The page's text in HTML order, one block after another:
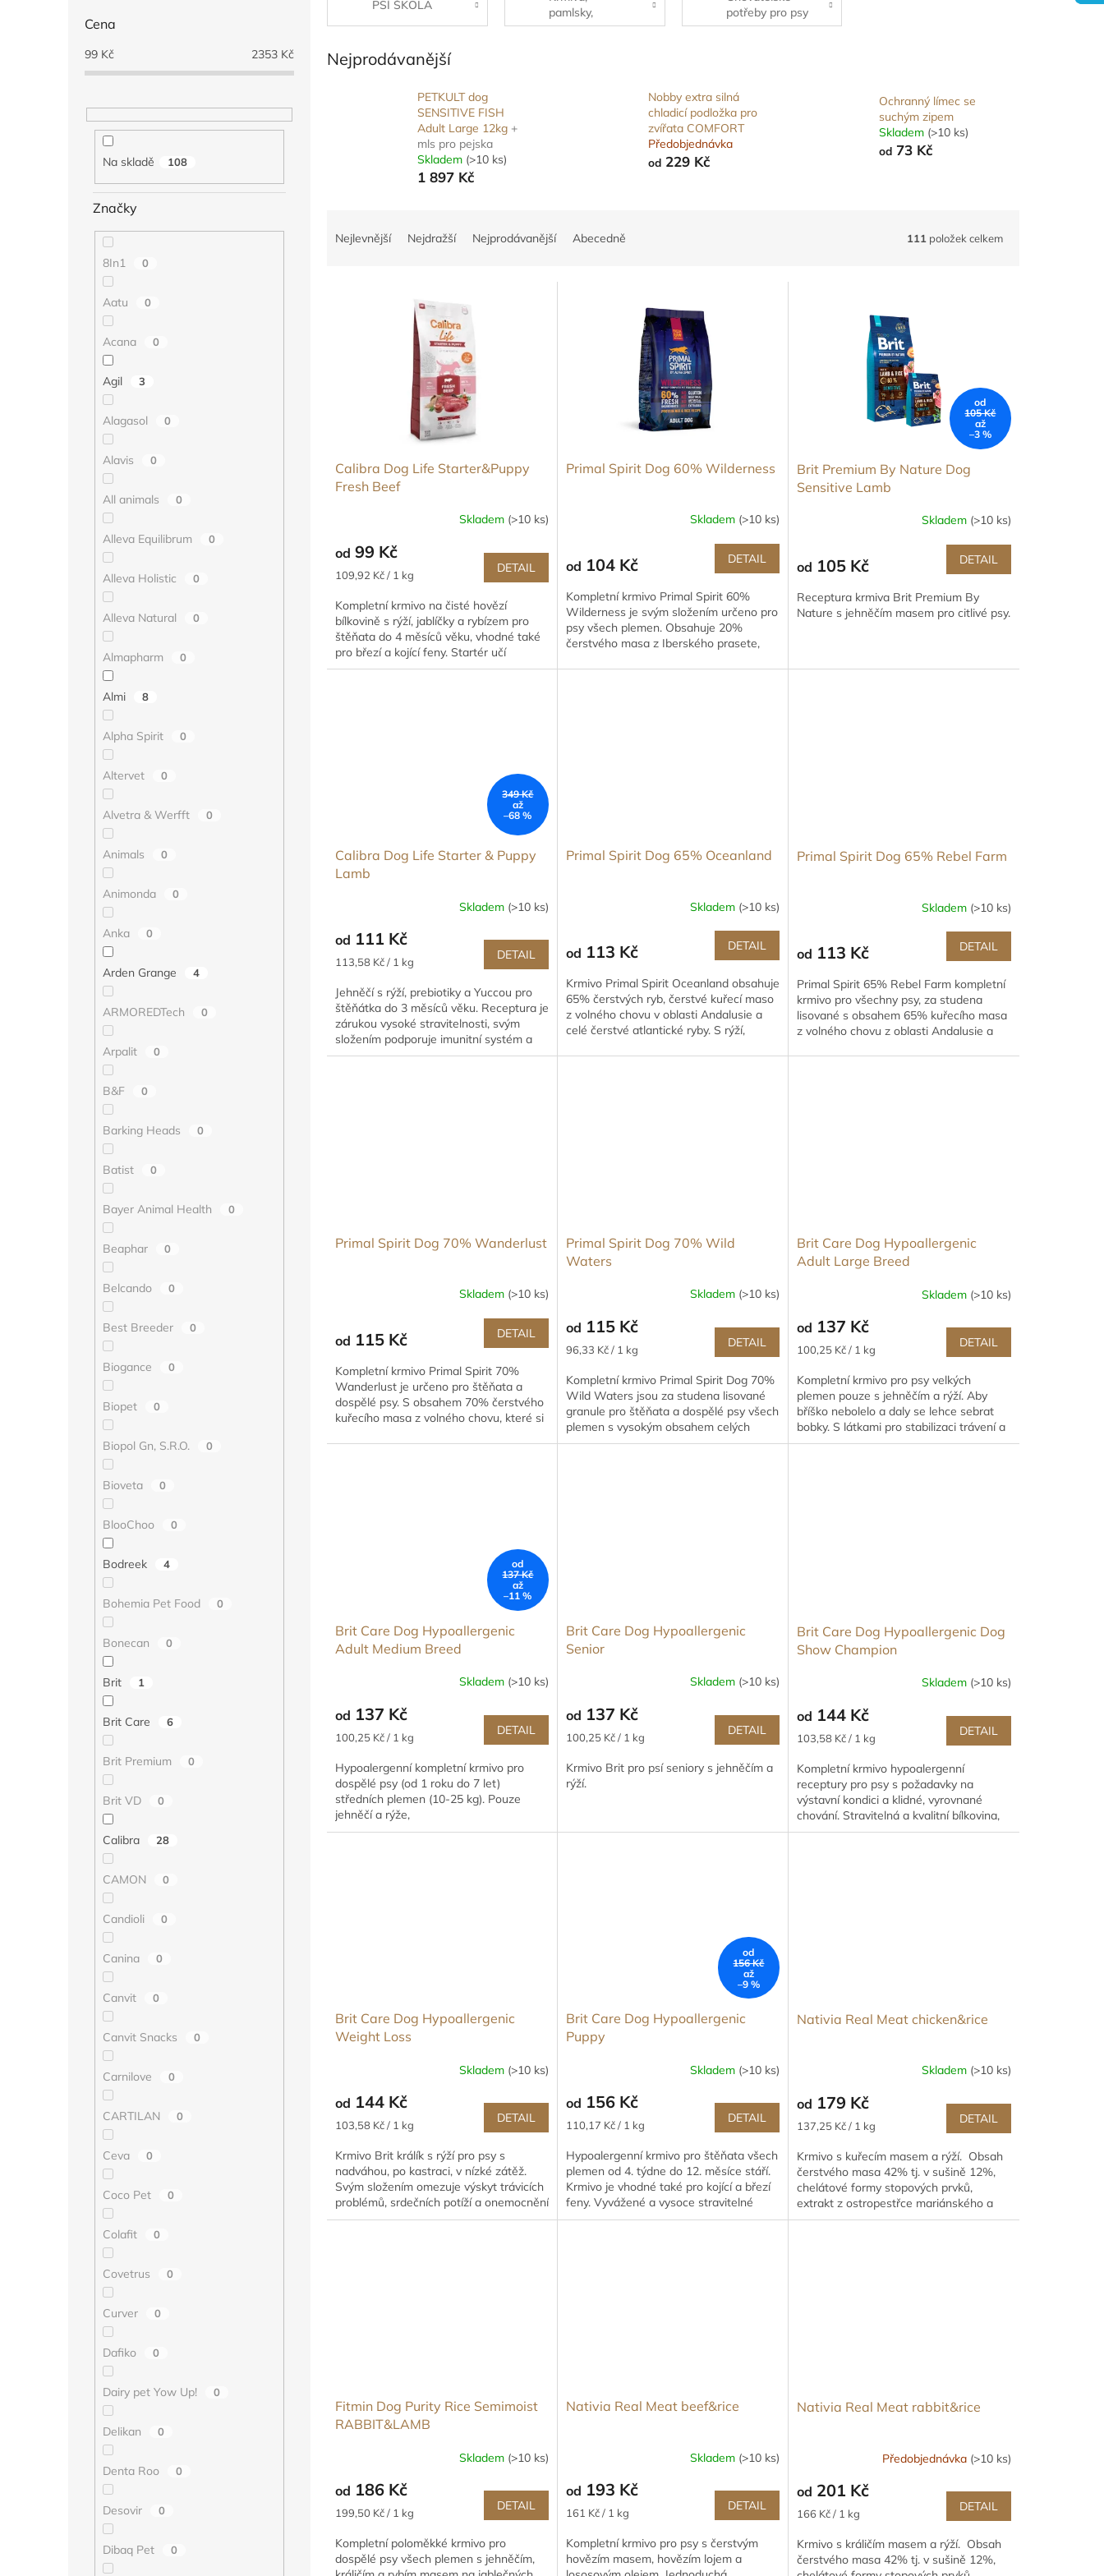
Cena
99 Kč 2353 Kč
Na skladě 108
Značky
8In1 0
Aatu 0
Acana 0
Agil 3
Alagasol 0
Alavis 0
All animals 0
Alleva Equilibrum 0
Alleva Holistic 0
Alleva Natural 0
Almapharm 0
Almi 8
Alpha Spirit 0
Altervet 0
Alvetra & Werfft 0
Animals 0
Animonda 0
Anka 0
Arden Grange 4
ARMOREDTech 0
Arpalit 0
B&F 0
Barking Heads 0
Batist 0
Bayer Animal Health 0
Beaphar 0
Belcando 0
Best Breeder 0
Biogance 0
Biopet 0
Biopol Gn, S.R.O. 0
Bioveta 0
BlooChoo 0
Bodreek 4
Bohemia Pet Food 0
Bonecan 0
Brit 1
Brit Care 6
Brit Premium 0
Brit VD 0
Calibra 28
CAMON 0
Candioli 0
Canina 0
Canvit 0
Canvit Snacks 0
Carnilove 0
CARTILAN 0
Ceva 0
Coco Pet 0
Colafit 0
Covetrus 0
Curver 0
Dafiko 0
Dairy pet Yow Up! 0
Delikan 0
Denta Roo 0
Desovir 0
Dibaq Pet 0
PSÍ ŠKOLA
pamlsky,
vitamíny, maso
potřeby pro psy
Nejprodávanější
PETKULT dog
SENSITIVE FISH
Adult Large 12kg +
mls pro pejska
Skladem (>10 ks)
1 897 Kč
Nobby extra silná
chladicí podložka pro
zvířata COMFORT
Předobjednávka
od229 Kč
Ochranný límec se
suchým zipem
Skladem (>10 ks)
od73 Kč
Nejlevnější Nejdražší Nejprodávanější Abecedně 111 položek celkem
Calibra Dog Life Starter&Puppy
Fresh Beef
Skladem (>10 ks)
od 99 Kč
Měrná
109,92 Kč / 1 kg DETAIL
Kompletní krmivo na čisté hovězí
bílkovině s rýží, jablíčky a rybízem pro
štěňata do 4 měsíců věku, vhodné také
pro březí a kojící feny. Startér učí
štěňátka přijímat pevnou...
Primal Spirit Dog 60% Wilderness
Skladem (>10 ks)
od 104 Kč DETAIL
Kompletní krmivo Primal Spirit 60%
Wilderness je svým složením určeno pro
psy všech plemen. Obsahuje 20%
čerstvého masa z Iberského prasete,
od
105 Kč
až
–3 %
Brit Premium By Nature Dog
Sensitive Lamb
Skladem (>10 ks)
od 105 Kč DETAIL
Receptura krmiva Brit Premium By
Nature s jehněčím masem pro citlivé psy.
349 Kč
až
–68 %
Calibra Dog Life Starter & Puppy
Lamb
Skladem (>10 ks)
od 111 Kč
Měrná
113,58 Kč / 1 kg DETAIL
Jehněčí s rýží, prebiotiky a Yuccou pro
štěňátka do 3 měsíců věku. Receptura je
zárukou vysoké stravitelnosti, svým
složením podporuje imunitní systém a
bezproblémové trávení....
Primal Spirit Dog 65% Oceanland
Skladem (>10 ks)
od 113 Kč DETAIL
Krmivo Primal Spirit Oceanland obsahuje
65% čerstvých ryb, čerstvé kuřecí maso
z volného chovu v oblasti Andalusie a
celé čerstvé atlantické ryby. S rýží,
Primal Spirit Dog 65% Rebel Farm
Skladem (>10 ks)
od 113 Kč DETAIL
Primal Spirit 65% Rebel Farm kompletní
krmivo pro všechny psy, za studena
lisované s obsahem 65% kuřecího masa
z volného chovu z oblasti Andalusie a
Primal Spirit Dog 70% Wanderlust
Skladem (>10 ks)
od 115 Kč DETAIL
Kompletní krmivo Primal Spirit 70%
Wanderlust je určeno pro štěňata a
dospělé psy. S obsahem 70% čerstvého
kuřecího masa z volného chovu, které si
Primal Spirit Dog 70% Wild
Waters
Skladem (>10 ks)
od 115 Kč
Měrná
96,33 Kč / 1 kg DETAIL
Kompletní krmivo Primal Spirit Dog 70%
Wild Waters jsou za studena lisované
granule pro štěňata a dospělé psy všech
plemen s vysokým obsahem celých
čerstvých ryb z Atlantiku a...
Brit Care Dog Hypoallergenic
Adult Large Breed
Skladem (>10 ks)
od 137 Kč
Měrná
100,25 Kč / 1 kg DETAIL
Kompletní krmivo pro psy velkých
plemen pouze s jehněčím a rýží. Aby
bříško nebolelo a daly se lehce sebrat
bobky. S látkami pro stabilizaci trávení a
pro podporu dobrého stavu...
od
137 Kč
až
–11 %
Brit Care Dog Hypoallergenic
Adult Medium Breed
Skladem (>10 ks)
od 137 Kč
Měrná
100,25 Kč / 1 kg DETAIL
Hypoalergenní kompletní krmivo pro
dospělé psy (od 1 roku do 7 let)
středních plemen (10-25 kg). Pouze
jehněčí a rýže,
Brit Care Dog Hypoallergenic
Senior
Skladem (>10 ks)
od 137 Kč
Měrná
100,25 Kč / 1 kg DETAIL
Krmivo Brit pro psí seniory s jehněčím a
rýží.
Brit Care Dog Hypoallergenic Dog
Show Champion
Skladem (>10 ks)
od 144 Kč
Měrná
103,58 Kč / 1 kg DETAIL
Kompletní krmivo hypoalergenní
receptury pro psy s požadavky na
výstavní kondici a klidné, vyrovnané
chování. Stravitelná a kvalitní bílkovina,
nenasycené mastné tuky pro...
Brit Care Dog Hypoallergenic
Weight Loss
Skladem (>10 ks)
od 144 Kč
Měrná
103,58 Kč / 1 kg DETAIL
Krmivo Brit králík s rýží pro psy s
nadváhou, po kastraci, v nízké zátěž.
Svým složením omezuje výskyt trávicích
problémů, srdečních potíží a onemocnění
kloubů.
od
156 Kč
až
–9 %
Brit Care Dog Hypoallergenic
Puppy
produktu
je
5,0
z
hvězdiček.
Skladem (>10 ks)
od 156 Kč
Měrná
110,17 Kč / 1 kg DETAIL
Hypoalergenní krmivo pro štěňata všech
plemen od 4. týdne do 12. měsíce stáří.
Krmivo je vhodné také pro kojící a březí
feny. Vyvážené a vysoce stravitelné
krmivo, které...
Nativia Real Meat chicken&rice
Skladem (>10 ks)
od 179 Kč
Měrná
137,25 Kč / 1 kg DETAIL
Krmivo s kuřecím masem a rýží. Obsah
čerstvého masa 42% tj. v sušině 12%,
chelátové formy stopových prvků,
extrakt z ostropestřce mariánského a
rozmarýnový extrakt. Šetrně a s...
Fitmin Dog Purity Rice Semimoist
RABBIT&LAMB
Skladem (>10 ks)
od 186 Kč
Měrná
199,50 Kč / 1 kg DETAIL
Kompletní poloměkké krmivo pro
dospělé psy všech plemen s jehněčím,
Nativia Real Meat beef&rice
Skladem (>10 ks)
od 193 Kč
Měrná
161 Kč / 1 kg DETAIL
Kompletní krmivo pro psy s čerstvým
hovězím masem, hovězím lojem a
Nativia Real Meat rabbit&rice
Předobjednávka (>10 ks)
od 201 Kč
Měrná
166 Kč / 1 kg DETAIL
Krmivo s králičím masem a rýží. Obsah
čerstvého masa 42% tj. v sušině 12%,